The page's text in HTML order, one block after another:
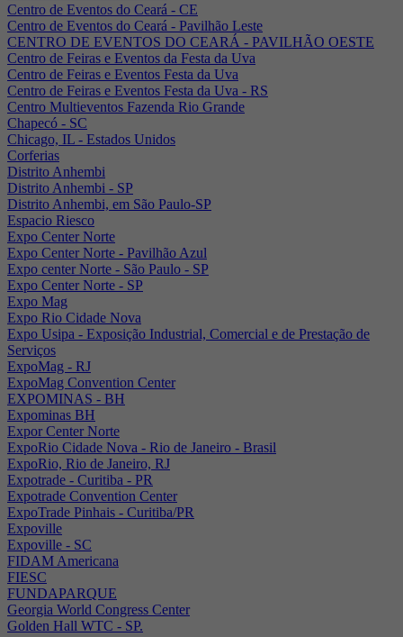
Centro de Eventos do Ceará - CE
Centro de Eventos do Ceará - Pavilhão Leste
CENTRO DE EVENTOS DO CEARÁ - PAVILHÃO OESTE
Centro de Feiras e Eventos da Festa da Uva
Centro de Feiras e Eventos Festa da Uva
Centro de Feiras e Eventos Festa da Uva - RS
Centro Multieventos Fazenda Rio Grande
Chapecó - SC
Chicago, IL - Estados Unidos
Corferias
Distrito Anhembi
Distrito Anhembi - SP
Distrito Anhembi, em São Paulo-SP
Espacio Riesco
Expo Center Norte
Expo Center Norte - Pavilhão Azul
Expo center Norte - São Paulo - SP
Expo Center Norte - SP
Expo Mag
Expo Rio Cidade Nova
Expo Usipa - Exposição Industrial, Comercial e de Prestação de
Serviços
ExpoMag - RJ
ExpoMag Convention Center
EXPOMINAS - BH
Expominas BH
Expor Center Norte
ExpoRio Cidade Nova - Rio de Janeiro - Brasil
ExpoRio, Rio de Janeiro, RJ
Expotrade - Curitiba - PR
Expotrade Convention Center
ExpoTrade Pinhais - Curitiba/PR
Expoville
Expoville - SC
FIDAM Americana
FIESC
FUNDAPARQUE
Georgia World Congress Center
Golden Hall WTC - SP.